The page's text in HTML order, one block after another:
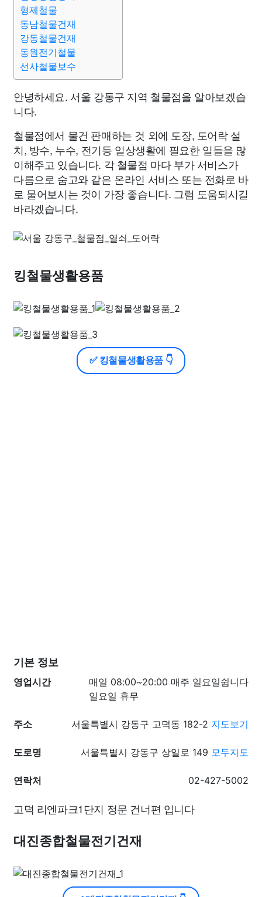
형제철물
동남철물건재
강동철물건재
동원전기철물
선사철물보수
안녕하세요. 서울 강동구 지역 철물점을 알아보겠습
니다.
철물점에서 물건 판매하는 것 외에 도장, 도어락 설
치, 방수, 누수, 전기등 일상생활에 필요한 일들을 많
이해주고 있습니다. 각 철물점 마다 부가 서비스가
다름으로 숨고와 같은 온라인 서비스 또는 전화로 바
로 물어보시는 것이 가장 좋습니다. 그럼 도움되시길
바라겠습니다.
킹철물생활용품
✅ 킹철물생활용품 👇
기본 정보
영업시간
매일 08:00~20:00 매주 일요일쉽니다
일요일 휴무
주소 서울특별시 강동구 고덕동 182-2 지도보기
도로명 서울특별시 강동구 상일로 149 모두지도
연락처 02-427-5002
고덕 리엔파크1단지 정문 건너편 입니다
대진종합철물전기건재